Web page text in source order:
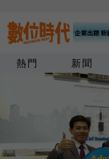
熱門 新聞